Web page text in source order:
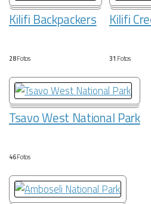
Kilifi Backpackers
28Fotos
Kilifi
31 Fotos
Tsavo West National Park
46Fotos